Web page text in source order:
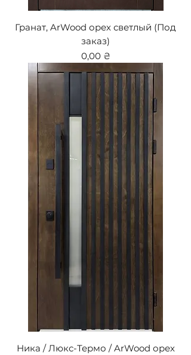
Гранат, ArWood орех светлый (Под
заказ)
Цена
0,00 ₴
Ника / Люкс-Термо / ArWood орех